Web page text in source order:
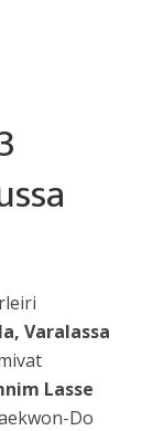
Varalassa
Lasse
Do